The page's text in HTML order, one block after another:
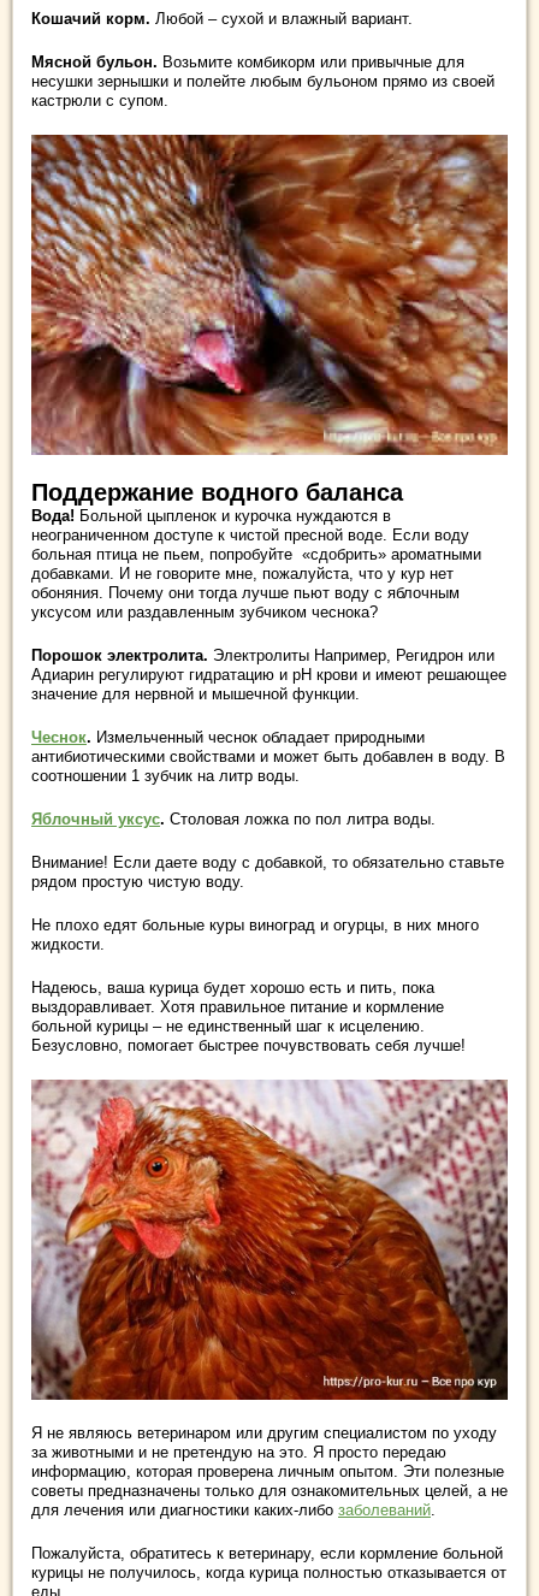
Кошачий корм. Любой – сухой и влажный вариант.
Мясной бульон. Возьмите комбикорм или привычные для
несушки зернышки и полейте любым бульоном прямо из своей
кастрюли с супом.
Поддержание водного баланса
Вода! Больной цыпленок и курочка нуждаются в
неограниченном доступе к чистой пресной воде. Если воду
больная птица не пьем, попробуйте «сдобрить» ароматными
добавками. И не говорите мне, пожалуйста, что у кур нет
обоняния. Почему они тогда лучше пьют воду с яблочным
уксусом или раздавленным зубчиком чеснока?
Порошок электролита. Электролиты Например, Регидрон или
Адиарин регулируют гидратацию и рН крови и имеют решающее
значение для нервной и мышечной функции.
Чеснок. Измельченный чеснок обладает природными
антибиотическими свойствами и может быть добавлен в воду. В
соотношении 1 зубчик на литр воды.
Яблочный уксус. Столовая ложка по пол литра воды.
Внимание! Если даете воду с добавкой, то обязательно ставьте
рядом простую чистую воду.
Не плохо едят больные куры виноград и огурцы, в них много
жидкости.
Надеюсь, ваша курица будет хорошо есть и пить, пока
выздоравливает. Хотя правильное питание и кормление
больной курицы – не единственный шаг к исцелению.
Безусловно, помогает быстрее почувствовать себя лучше!
Я не являюсь ветеринаром или другим специалистом по уходу
за животными и не претендую на это. Я просто передаю
информацию, которая проверена личным опытом. Эти полезные
советы предназначены только для ознакомительных целей, а не
для лечения или диагностики каких-либо заболеваний
Пожалуйста, обратитесь к ветеринару, если кормление больной
курицы не получилось, когда курица полностью отказывается от
еды.